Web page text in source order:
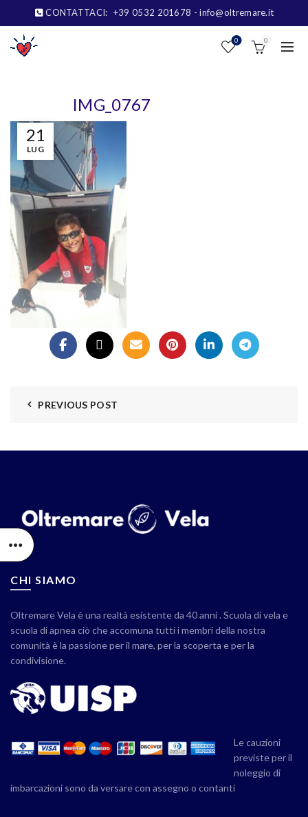
CONTATTACI: +39 0532 201678 - info@oltremare.it
0 0
21
LUG
IMG_0767
PREVIOUS POST
CHI SIAMO
Oltremare Vela è una realtà esistente da 40 anni . Scuola di vela e
scuola di apnea ciò che accomuna tutti i membri della nostra
comunità è la passione per il mare, per la scoperta e per la
condivisione.
Le cauzioni
previste per il
noleggio di
imbarcazioni sono da versare con assegno o contanti